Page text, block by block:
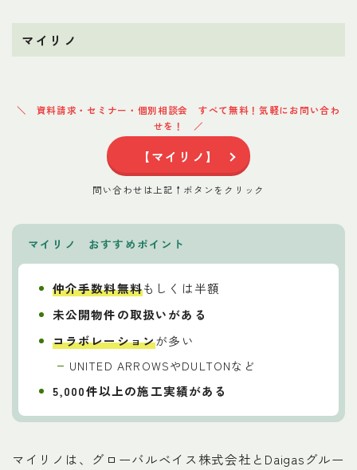
マイリノ
資料請求・セミナー・個別相談会 すべて無料！気軽にお問い合わ
せを！
【マイリノ】
問い合わせは上記↑ボタンをクリック
マイリノ おすすめポイント
仲介手数料無料もしくは半額
未公開物件の取扱いがある
コラボレーションが多い
UNITED ARROWSやDULTONなど
5,000件以上の施工実績がある
マイリノは、グローバルベイス株式会社とDaigasグルー